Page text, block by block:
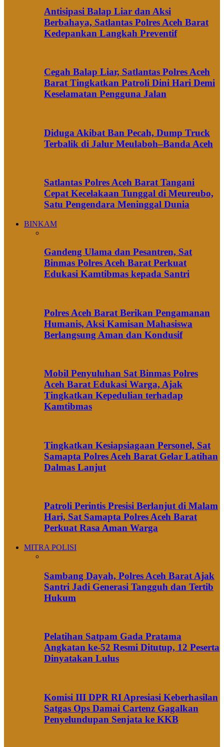
Antisipasi Balap Liar dan Aksi
Berbahaya, Satlantas Polres Aceh Barat
Kedepankan Langkah Preventif
Cegah Balap Liar, Satlantas Polres Aceh
Barat Tingkatkan Patroli Dini Hari Demi
Keselamatan Pengguna Jalan
Diduga Akibat Ban Pecah, Dump Truck
Terbalik di Jalur Meulaboh–Banda Aceh
Satlantas Polres Aceh Barat Tangani
Cepat Kecelakaan Tunggal di Meureubo,
Satu Pengendara Meninggal Dunia
BINKAM
Gandeng Ulama dan Pesantren, Sat
Binmas Polres Aceh Barat Perkuat
Edukasi Kamtibmas kepada Santri
Polres Aceh Barat Berikan Pengamanan
Humanis, Aksi Kamisan Mahasiswa
Berlangsung Aman dan Kondusif
Mobil Penyuluhan Sat Binmas Polres
Aceh Barat Edukasi Warga, Ajak
Tingkatkan Kepedulian terhadap
Kamtibmas
Tingkatkan Kesiapsiagaan Personel, Sat
Samapta Polres Aceh Barat Gelar Latihan
Dalmas Lanjut
Patroli Perintis Presisi Berlanjut di Malam
Hari, Sat Samapta Polres Aceh Barat
Perkuat Rasa Aman Warga
MITRA POLISI
Sambang Dayah, Polres Aceh Barat Ajak
Santri Jadi Generasi Tangguh dan Tertib
Hukum
Pelatihan Satpam Gada Pratama
Angkatan ke-52 Resmi Ditutup, 12 Peserta
Dinyatakan Lulus
Komisi III DPR RI Apresiasi Keberhasilan
Satgas Ops Damai Cartenz Gagalkan
Penyelundupan Senjata ke KKB